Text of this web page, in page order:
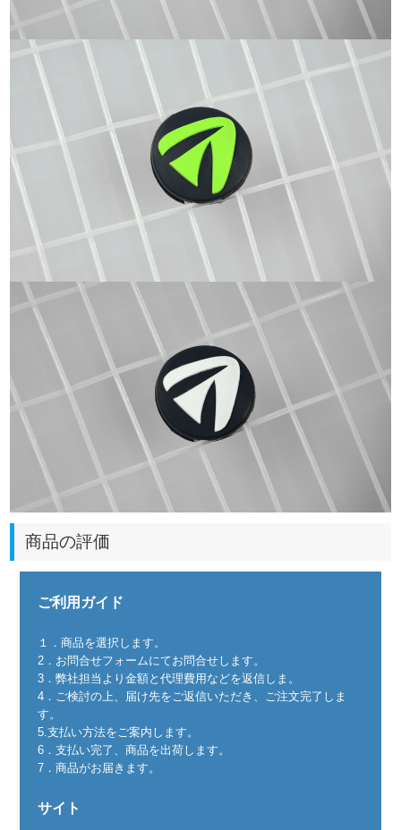
商品の評価
ご利用ガイド
１．商品を選択します。
2．お問合せフォームにてお問合せします。
3．弊社担当より金額と代理費用などを返信しま。
4．ご検討の上、届け先をご返信いただき、ご注文完了しま
す。
5.支払い方法をご案内します。
6．支払い完了、商品を出荷します。
7．商品がお届きます。
サイト